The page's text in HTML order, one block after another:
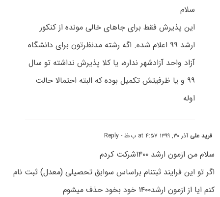
سلام
این پذیرش فقط برای جاهای خالی مونده از کنکور
ارشد ۹۹ اعلام شده. اگه رشته مدنظرتون برای دانشگاه
آزاد واحد آزادشهر نداره، یا کلا پذیرش نداشته تو سال
۹۹ و یا ظرفیتش تکمیل بوده که البته احتمالا حالت
اوله
فرید علی آذر ۳۰, ۱۳۹۹ at ۴:۵۷ ب٫ظ - Reply
سلام من ازمون ارشد ۱۴۰۰شرکت کردم
اگر تو این فرایند ثبتنام براساس سوابق تحصیلی (معدل) ثبت نام
کنم ایا از ازمون ارشد۱۴۰۰ خود بخود حذف میشوم